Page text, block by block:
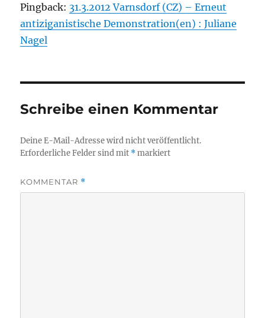
Pingback: 31.3.2012 Varnsdorf (CZ) – Erneut
antiziganistische Demonstration(en) : Juliane
Nagel
Schreibe einen Kommentar
Deine E-Mail-Adresse wird nicht veröffentlicht.
Erforderliche Felder sind mit *markiert
KOMMENTAR *